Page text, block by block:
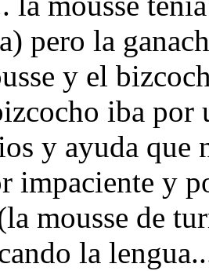
pero la
y el
iba por
y ayuda que
impaciente y
mousse de
la